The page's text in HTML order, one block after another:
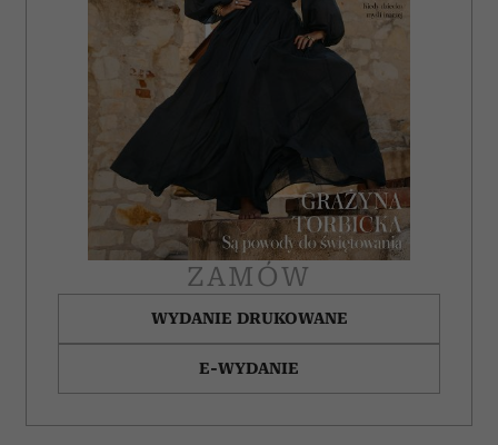
ZAMÓW
WYDANIE DRUKOWANE
E-WYDANIE